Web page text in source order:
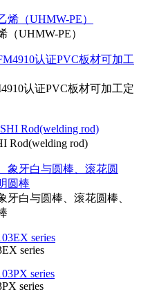
（UHMW-PE）
认证PVC板材可加工定
Rod(welding rod)
牙白与圆棒、滚花圆棒、
series
series